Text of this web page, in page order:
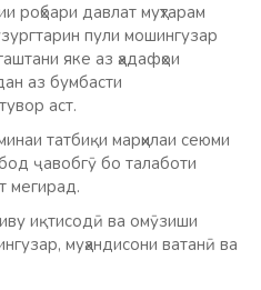
роҳбари давлат муҳтарам
пули мошингузар
яке аз ҳадафҳои
аз бумбасти
аст.
татбиқи марҳилаи сеюми
ҷавобгӯ бо талаботи
мегирад.
иқтисодӣ ва омӯзиши
муҳандисони ватанӣ ва